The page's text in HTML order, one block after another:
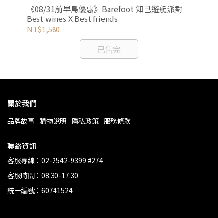
《08/31前早鳥優惠》Barefoot 知己遊艇派對
Best wines X Best friends
NT$1,580
已售完
關於我們
品牌故事 購物說明 隱私政策 服務條款
聯絡資訊
客服專線：02-2542-9399 #274
客服時間：08:30-17:30
統一編號：60741524